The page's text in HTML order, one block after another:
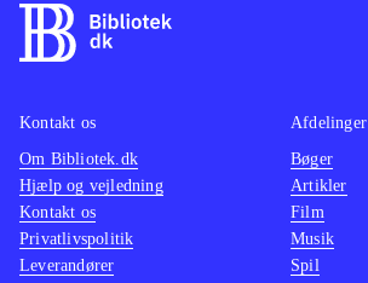
Kontakt os
Om Bibliotek.dk
Hjælp og vejledning
Kontakt os
Privatlivspolitik
Leverandører
Afdelinger
Bøger
Artikler
Film
Musik
Spil